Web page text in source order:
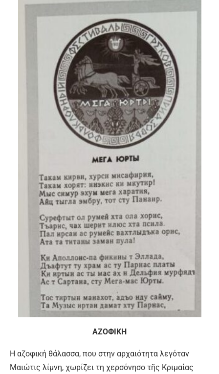
ΑΖΟΦΙΚΗ
Η αζοφική θάλασσα, που στην αρχαιότητα λεγόταν
Μαιώτις λίμνη, χωρίζει τη χερσόνησο τῆς Κριμαίας